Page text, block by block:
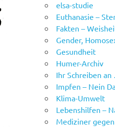
elsa-studie
Euthanasie –
Fakten –
Gender,
Gesundheit
Humer-Archiv
Ihr Schreiben
Impfen – Nein
Klima-Umwelt
Lebenshilfen –
Mediziner